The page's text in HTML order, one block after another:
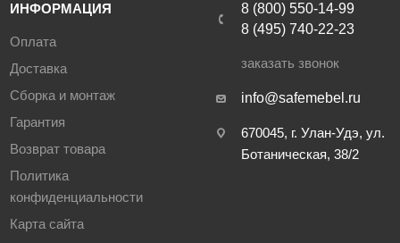
ИНФОРМАЦИЯ
Оплата
Доставка
Сборка и монтаж
Гарантия
Возврат товара
Политика
конфиденциальности
Карта сайта
8 (800) 550-14-99
8 (495) 740-22-23
заказать звонок
info@safemebel.ru
670045, г. Улан-Удэ, ул.
Ботаническая, 38/2